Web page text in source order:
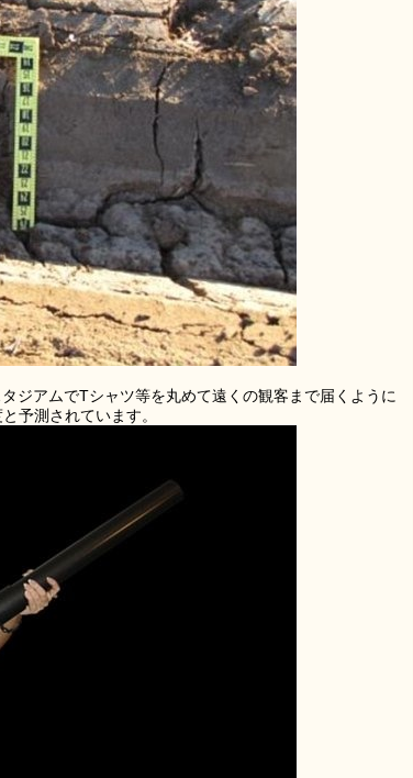
ジアムでTシャツ等を丸めて遠くの観客まで届くように
予測されています。